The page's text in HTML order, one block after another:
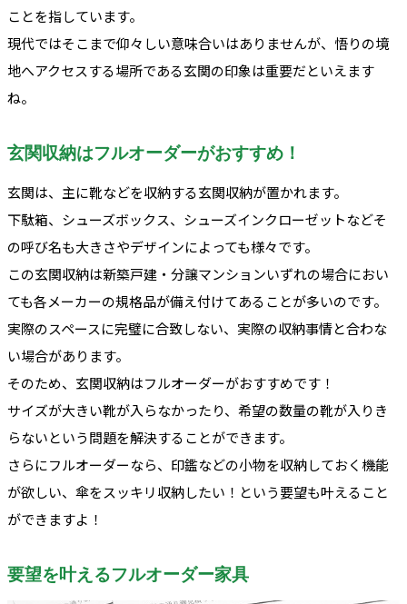
ことを指しています。
現代ではそこまで仰々しい意味合いはありませんが、悟りの境
地へアクセスする場所である玄関の印象は重要だといえます
ね。
玄関収納はフルオーダーがおすすめ！
玄関は、主に靴などを収納する玄関収納が置かれます。
下駄箱、シューズボックス、シューズインクローゼットなどそ
の呼び名も大きさやデザインによっても様々です。
この玄関収納は新築戸建・分譲マンションいずれの場合におい
ても各メーカーの規格品が備え付けてあることが多いのです。
実際のスペースに完璧に合致しない、実際の収納事情と合わな
い場合があります。
そのため、玄関収納はフルオーダーがおすすめです！
サイズが大きい靴が入らなかったり、希望の数量の靴が入りき
らないという問題を解決することができます。
さらにフルオーダーなら、印鑑などの小物を収納しておく機能
が欲しい、傘をスッキリ収納したい！という要望も叶えること
ができますよ！
要望を叶えるフルオーダー家具